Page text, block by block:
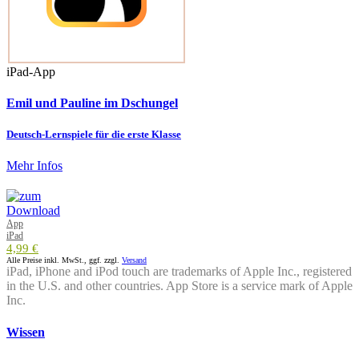
iPad-App
Emil und Pauline im Dschungel
Deutsch-Lernspiele für die erste Klasse
Mehr Infos
App
iPad
4,99 €
Alle Preise inkl. MwSt., ggf. zzgl. Versand
iPad, iPhone and iPod touch are trademarks of Apple Inc., registered
in the U.S. and other countries. App Store is a service mark of Apple
Inc.
Wissen